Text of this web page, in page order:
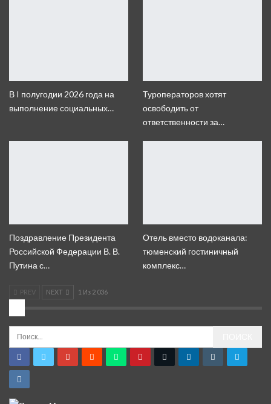
В I полугодии 2026 года на
выполнение социальных…
Туроператоров хотят
освободить от
ответственности за…
Поздравление Президента
Российской Федерации В. В.
Путина с…
Отель вместо водоканала:
тюменский гостиничный
комплекс…
PREV NEXT 1 Из 2 036